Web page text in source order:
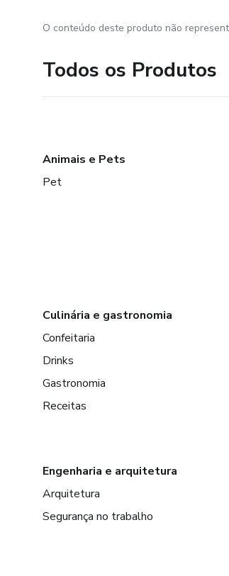
O conteúdo deste produto não
Todos os Produtos
Animais e Pets
Pet
Culinária e gastronomia
Confeitaria
Drinks
Gastronomia
Receitas
Engenharia e arquitetura
Arquitetura
Segurança no trabalho